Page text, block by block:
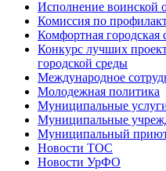
Исполнение воинской
Комиссия по
Комфортная городская
Конкурс лучших
городской среды
Международное
Молодежная политика
Муниципальные
Муниципальные
Муниципальный
Новости ТОС
Новости УрФО